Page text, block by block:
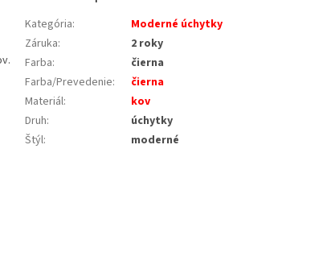
Kategória:
Moderné úchytky
Záruka:
2 roky
Farba:
čierna
Farba/Prevedenie:
čierna
Materiál:
kov
Druh:
úchytky
Štýl: moderné